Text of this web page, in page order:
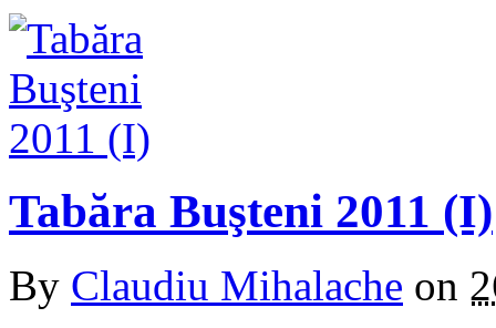
Tabăra Buşteni 2011 (I)
By Claudiu Mihalache on